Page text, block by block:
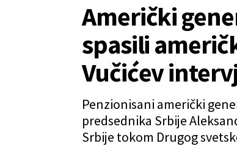
Američki
spasili
Vučićev
Penzionisani američki
predsednika Srbije
Srbije tokom Drugog